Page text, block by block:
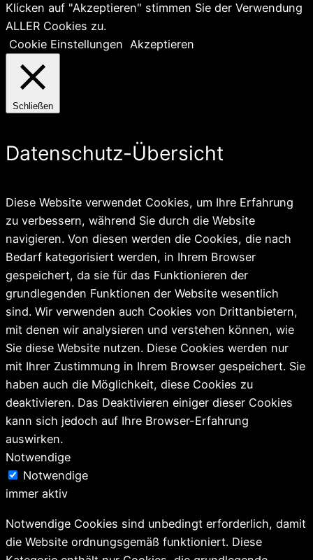
Klicken auf "Akzeptieren" stimmen Sie der Verwendung
ALLER Cookies zu.
Cookie Einstellungen Akzeptieren
Schließen
Datenschutz-Übersicht
Diese Website verwendet Cookies, um Ihre Erfahrung
zu verbessern, während Sie durch die Website
navigieren. Von diesen werden die Cookies, die nach
Bedarf kategorisiert werden, in Ihrem Browser
gespeichert, da sie für das Funktionieren der
grundlegenden Funktionen der Website wesentlich
sind. Wir verwenden auch Cookies von Drittanbietern,
mit denen wir analysieren und verstehen können, wie
Sie diese Website nutzen. Diese Cookies werden nur
mit Ihrer Zustimmung in Ihrem Browser gespeichert. Sie
haben auch die Möglichkeit, diese Cookies zu
deaktivieren. Das Deaktivieren einiger dieser Cookies
kann sich jedoch auf Ihre Browser-Erfahrung
auswirken.
Notwendige
Notwendige
immer aktiv
Notwendige Cookies sind unbedingt erforderlich, damit
die Website ordnungsgemäß funktioniert. Diese